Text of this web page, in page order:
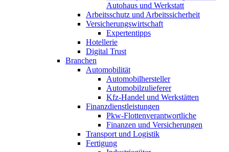
Autohaus und Werkstatt
Arbeitsschutz und Arbeitssicherheit
Versicherungswirtschaft
Expertentipps
Hotellerie
Digital Trust
Branchen
Automobilität
Automobilhersteller
Automobilzulieferer
Kfz-Handel und Werkstätten
Finanzdienstleistungen
Pkw‑Flottenverantwortliche
Finanzen und Versicherungen
Transport und Logistik
Fertigung